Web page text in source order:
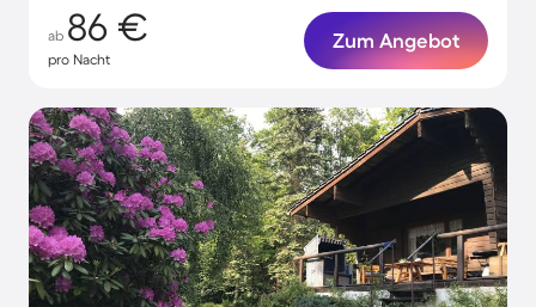
ab 86 €
pro Nacht
Zum Angebot